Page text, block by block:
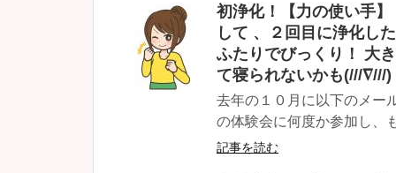
初浄化！【力の使い手
して 、２回目に浄化し
ふたりでびっくり！ 大
て寝られないかも(///
去年の１０月に以下のメー
の体験会に何度か参加し、
記事を読む